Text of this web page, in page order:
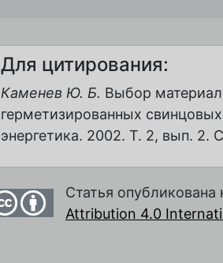
Для цитирования:
Каменев Ю. Б. Выбор
герметизированных
энергетика. 2002. Т. 2, вып. 2.
Статья
Attribution 4.0